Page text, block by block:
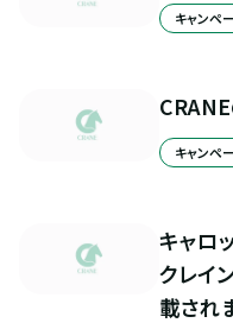
キャンペ
キャンペ
キャロ
クレイ
載され